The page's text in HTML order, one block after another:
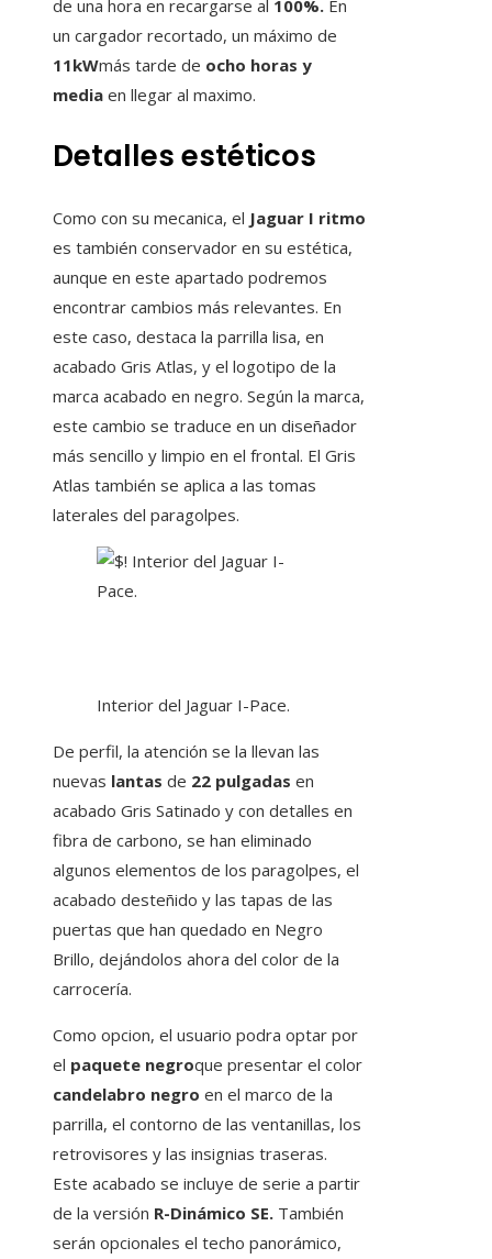
de una hora en recargarse al 100%. En
un cargador recortado, un máximo de
11kWmás tarde de ocho horas y
media en llegar al maximo.
Detalles estéticos
Como con su mecanica, el Jaguar I ritmo
es también conservador en su estética,
aunque en este apartado podremos
encontrar cambios más relevantes. En
este caso, destaca la parrilla lisa, en
acabado Gris Atlas, y el logotipo de la
marca acabado en negro. Según la marca,
este cambio se traduce en un diseñador
más sencillo y limpio en el frontal. El Gris
Atlas también se aplica a las tomas
laterales del paragolpes.
Interior del Jaguar I-Pace.
De perfil, la atención se la llevan las
nuevas lantas de 22 pulgadas en
acabado Gris Satinado y con detalles en
fibra de carbono, se han eliminado
algunos elementos de los paragolpes, el
acabado desteñido y las tapas de las
puertas que han quedado en Negro
Brillo, dejándolos ahora del color de la
carrocería.
Como opcion, el usuario podra optar por
el paquete negroque presentar el color
candelabro negro en el marco de la
parrilla, el contorno de las ventanillas, los
retrovisores y las insignias traseras.
Este acabado se incluye de serie a partir
de la versión R-Dinámico SE. También
serán opcionales el techo panorámico,